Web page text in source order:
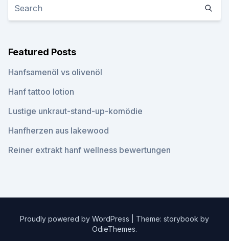
Featured Posts
Hanfsamenöl vs olivenöl
Hanf tattoo lotion
Lustige unkraut-stand-up-komödie
Hanfherzen aus lakewood
Reiner extrakt hanf wellness bewertungen
Proudly powered by WordPress
Theme: storybook by
OdieThemes.